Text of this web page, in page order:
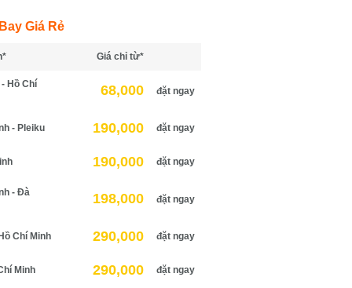
Giá Rẻ
Giá chỉ từ*
Hồ Chí
68,000 đặt ngay
- Pleiku 190,000 đặt ngay
190,000 đặt ngay
- Đà
198,000 đặt ngay
Chí Minh 290,000 đặt ngay
Minh 290,000 đặt ngay